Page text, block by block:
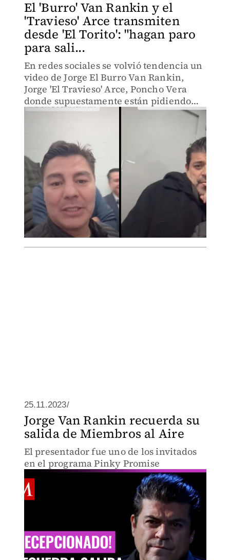
El 'Burro' Van Rankin y el
'Travieso' Arce transmiten
desde 'El Torito': "hagan paro
para sali...
En redes sociales se volvió tendencia un
video de Jorge El Burro Van Rankin,
Jorge 'El Travieso' Arce, Poncho Vera
donde supuestamente están pidiendo
ayuda para salir del Torito.
25.11.2023/
Jorge Van Rankin recuerda su
salida de Miembros al Aire
El presentador fue uno de los invitados
en el programa Pinky Promise